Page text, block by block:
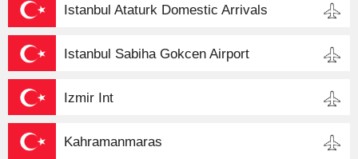
Istanbul Ataturk Domestic Arrivals
Istanbul Sabiha Gokcen Airport
Izmir Int
Kahramanmaras